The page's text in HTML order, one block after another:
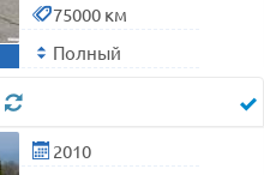
75000 км
Полный
2010